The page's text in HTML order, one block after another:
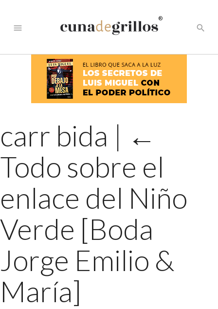
menu
®
search
carr bida | ←
Todo sobre el
enlace del Niño
Verde [Boda
Jorge Emilio &
María]